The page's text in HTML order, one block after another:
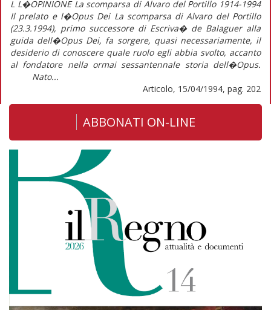
L L�OPINIONE La scomparsa di Alvaro del Portillo 1914-1994
Il prelato e l�Opus Dei La scomparsa di Alvaro del Portillo
(23.3.1994), primo successore di Escriva� de Balaguer alla
guida dell�Opus Dei, fa sorgere, quasi necessariamente, il
desiderio di conoscere quale ruolo egli abbia svolto, accanto
al fondatore nella ormai sessantennale storia dell�Opus.
Nato...
Articolo, 15/04/1994, pag. 202
ABBONATI ON-LINE